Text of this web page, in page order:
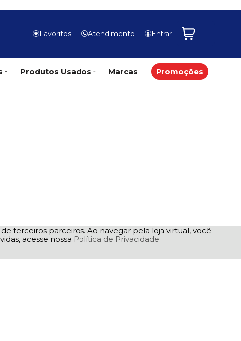
terceiros parceiros. Ao navegar pela loja virtual, você
acesse nossa Política de Privacidade
Favoritos Atendimento Entrar
Produtos Usados Marcas Promoções